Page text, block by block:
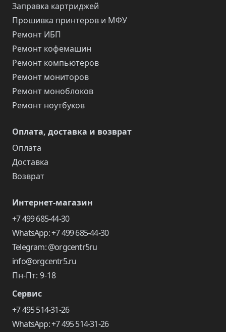
Заправка картриджей
Прошивка принтеров и МФУ
Ремонт ИБП
Ремонт кофемашин
Ремонт компьютеров
Ремонт мониторов
Ремонт моноблоков
Ремонт ноутбуков
Оплата, доставка и возврат
Оплата
Доставка
Возврат
Интернет-магазин
+7 499 685-44-30
WhatsApp: +7 499 685-44-30
Telegram: @orgcentr5ru
info@orgcentr5.ru
Пн-Пт: 9-18
Сервис
+7 495 514-31-26
WhatsApp: +7 495 514-31-26